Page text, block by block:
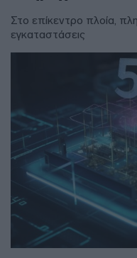
Στο επίκεντρο πλοία,
εγκαταστάσεις